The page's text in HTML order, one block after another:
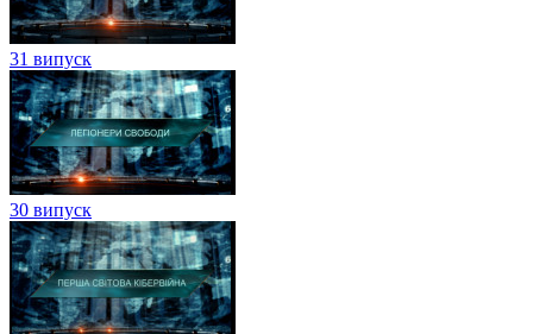
31 випуск
30 випуск